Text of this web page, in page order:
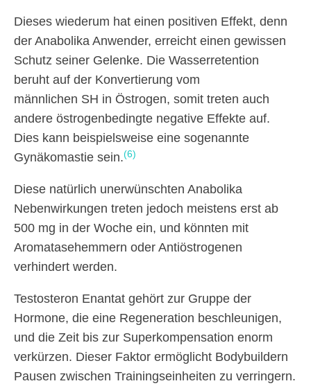
Dieses wiederum hat einen positiven Effekt, denn
der Anabolika Anwender, erreicht einen gewissen
Schutz seiner Gelenke. Die Wasserretention
beruht auf der Konvertierung vom
männlichen SH in Östrogen, somit treten auch
andere östrogenbedingte negative Effekte auf.
Dies kann beispielsweise eine sogenannte
Gynäkomastie sein.(6)
Diese natürlich unerwünschten Anabolika
Nebenwirkungen treten jedoch meistens erst ab
500 mg in der Woche ein, und könnten mit
Aromatasehemmern oder Antiöstrogenen
verhindert werden.
Testosteron Enantat gehört zur Gruppe der
Hormone, die eine Regeneration beschleunigen,
und die Zeit bis zur Superkompensation enorm
verkürzen. Dieser Faktor ermöglicht Bodybuildern
Pausen zwischen Trainingseinheiten zu verringern.